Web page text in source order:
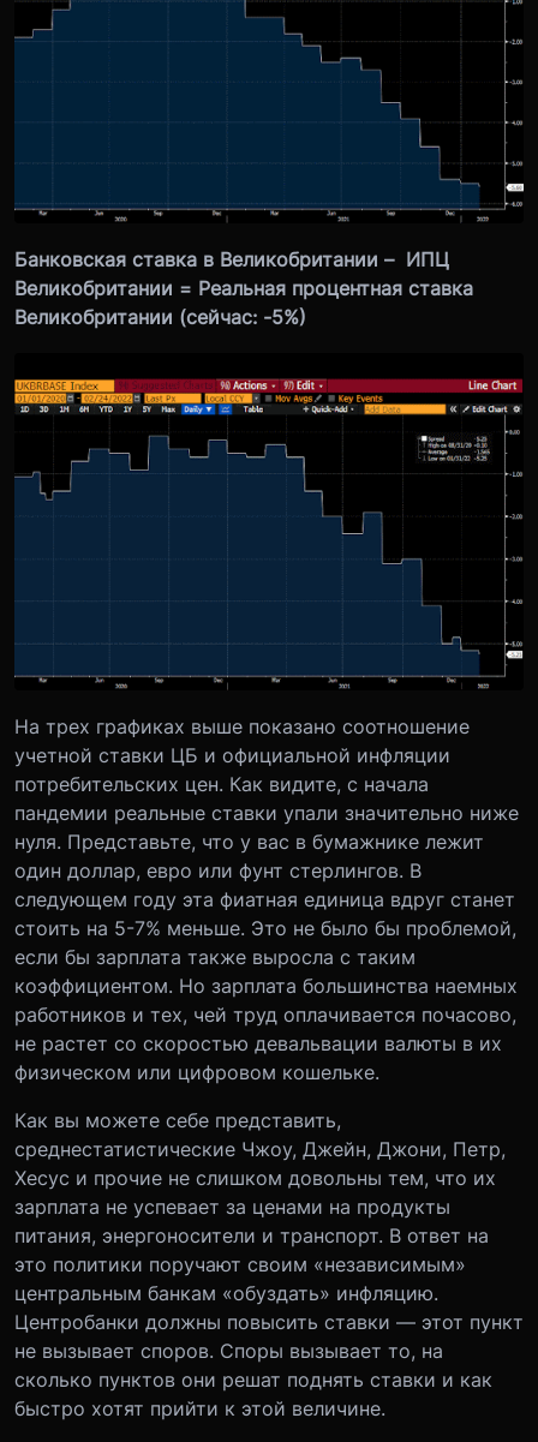
Банковская ставка в Великобритании – ИПЦ
Великобритании = Реальная процентная ставка
Великобритании (сейчас: -5%)
На трех графиках выше показано соотношение
учетной ставки ЦБ и официальной инфляции
потребительских цен. Как видите, с начала
пандемии реальные ставки упали значительно ниже
нуля. Представьте, что у вас в бумажнике лежит
один доллар, евро или фунт стерлингов. В
следующем году эта фиатная единица вдруг станет
стоить на 5-7% меньше. Это не было бы проблемой,
если бы зарплата также выросла с таким
коэффициентом. Но зарплата большинства наемных
работников и тех, чей труд оплачивается почасово,
не растет со скоростью девальвации валюты в их
физическом или цифровом кошельке.
Как вы можете себе представить,
среднестатистические Чжоу, Джейн, Джони, Петр,
Хесус и прочие не слишком довольны тем, что их
зарплата не успевает за ценами на продукты
питания, энергоносители и транспорт. В ответ на
это политики поручают своим «независимым»
центральным банкам «обуздать» инфляцию.
Центробанки должны повысить ставки — этот пункт
не вызывает споров. Споры вызывает то, на
сколько пунктов они решат поднять ставки и как
быстро хотят прийти к этой величине.